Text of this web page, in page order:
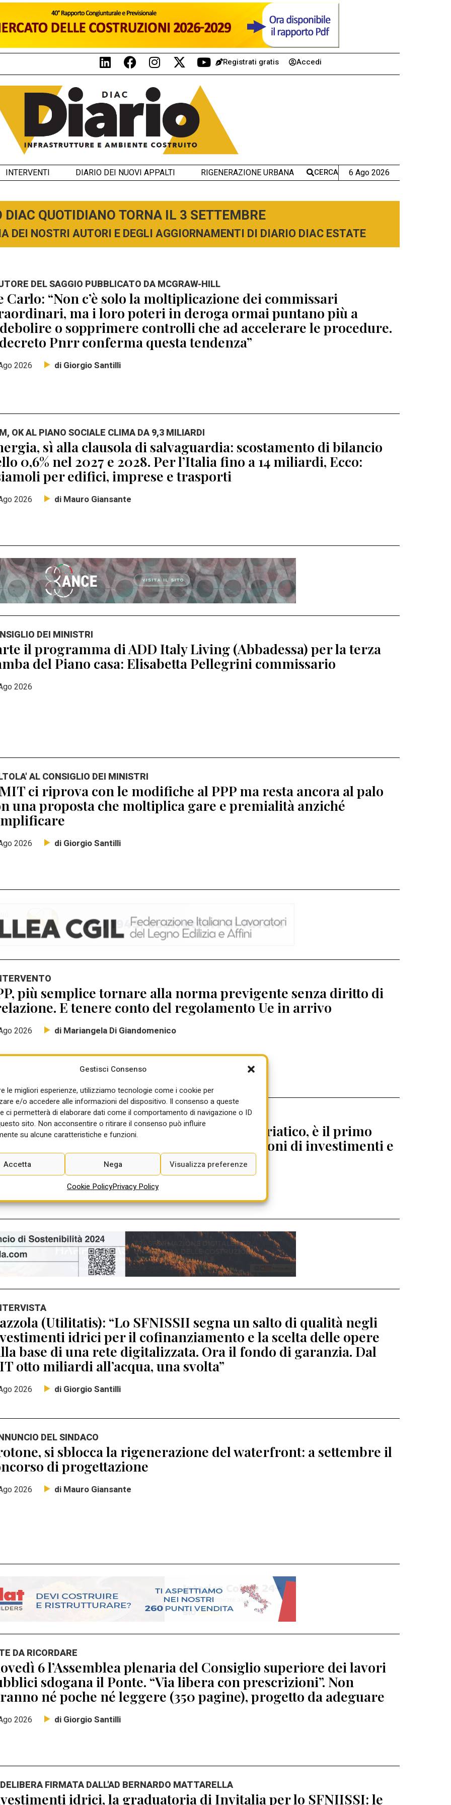
Gestisci Consenso
le migliori esperienze, utilizziamo tecnologie come i cookie per
e/o accedere alle informazioni del dispositivo. Il consenso a queste
ci permetterà di elaborare dati come il comportamento di navigazione o ID
sito. Non acconsentire o ritirare il consenso può influire
su alcune caratteristiche e funzioni.
Accetta Nega Visualizza preferenze
Cookie PolicyPrivacy Policy
Registrati gratis Accedi
INTERVENTI DIARIO DEI NUOVI APPALTI RIGENERAZIONE URBANA CERCA 6 Ago 2026
DIAC QUOTIDIANO TORNA IL 3 SETTEMBRE
DEI NOSTRI AUTORI E DEGLI AGGIORNAMENTI DI DIARIO DIAC ESTATE
DEL SAGGIO PUBBLICATO DA MCGRAW-HILL
Carlo: “Non c’è solo la moltiplicazione dei commissari
ma i loro poteri in deroga ormai puntano più a
o sopprimere controlli che ad accelerare le procedure.
Pnrr conferma questa tendenza”
2026 di Giorgio Santilli
OK AL PIANO SOCIALE CLIMA DA 9,3 MILIARDI
sì alla clausola di salvaguardia: scostamento di bilancio
0,6% nel 2027 e 2028. Per l’Italia fino a 14 miliardi, Ecco:
per edifici, imprese e trasporti
2026 di Mauro Giansante
DEI MINISTRI
il programma di ADD Italy Living (Abbadessa) per la terza
del Piano casa: Elisabetta Pellegrini commissario
2026
AL CONSIGLIO DEI MINISTRI
ci riprova con le modifiche al PPP ma resta ancora al palo
una proposta che moltiplica gare e premialità anziché
2026 di Giorgio Santilli
più semplice tornare alla norma previgente senza diritto di
E tenere conto del regolamento Ue in arrivo
2026 di Mariangela Di Giandomenico
GESTISCE LA A4 VENEZIA-TRIESTE
approva il PEF di Autostrade Alto Adriatico, è il primo
riforma. Per la concessionaria 1.895 milioni di investimenti e
bloccati fino al 2029
di Giorgio Santilli
(Utilitatis): “Lo SFNISSII segna un salto di qualità negli
idrici per il cofinanziamento e la scelta delle opere
base di una rete digitalizzata. Ora il fondo di garanzia. Dal
otto miliardi all’acqua, una svolta”
2026 di Giorgio Santilli
DEL SINDACO
si sblocca la rigenerazione del waterfront: a settembre il
di progettazione
2026 di Mauro Giansante
DA RICORDARE
6 l’Assemblea plenaria del Consiglio superiore dei lavori
sdogana il Ponte. “Via libera con prescrizioni”. Non
né poche né leggere (350 pagine), progetto da adeguare
2026 di Giorgio Santilli
FIRMATA DALL'AD BERNARDO MATTARELLA
idrici, la graduatoria di Invitalia per lo SFNIISSI: le